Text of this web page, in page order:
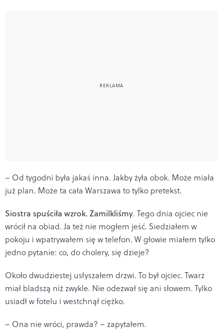
– Od tygodni była jakaś inna. Jakby żyła obok. Może miała
już plan. Może ta cała Warszawa to tylko pretekst.
Siostra spuściła wzrok. Zamilkliśmy. Tego dnia ojciec nie
wrócił na obiad. Ja też nie mogłem jeść. Siedziałem w
pokoju i wpatrywałem się w telefon. W głowie miałem tylko
jedno pytanie: co, do cholery, się dzieje?
Około dwudziestej usłyszałem drzwi. To był ojciec. Twarz
miał bladszą niż zwykle. Nie odezwał się ani słowem. Tylko
usiadł w fotelu i westchnął ciężko.
– Ona nie wróci, prawda? – zapytałem.